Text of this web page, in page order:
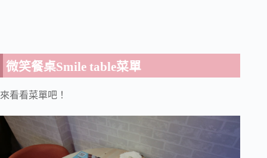
微笑餐桌Smile table菜單
來看看菜單吧！